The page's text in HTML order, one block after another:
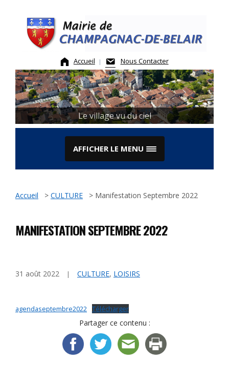
content
Accueil Nous Contacter
Le Marché
Le village vu du ciel
AFFICHER LE MENU
Accueil > CULTURE > Manifestation Septembre 2022
MANIFESTATION SEPTEMBRE 2022
31 août 2022 CULTURE, LOISIRS
agendaseptembre2022 Télécharger
Partager ce contenu :